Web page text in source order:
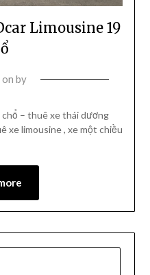
Limousine 19
by
– thuê xe thái dương
xe limousine , xe một chiều